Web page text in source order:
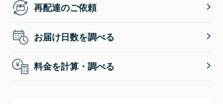
再配達のご依頼
お届け日数を調べる
料金を計算・調べる